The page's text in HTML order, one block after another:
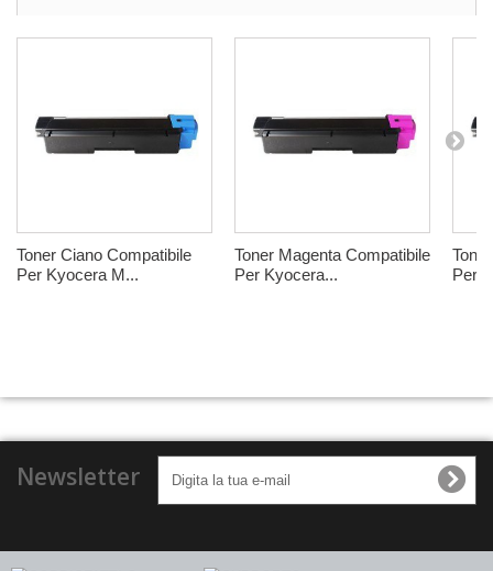
Toner Ciano Compatibile
Per Kyocera M...
Toner Magenta Compatibile
Per Kyocera...
Per
Newsletter